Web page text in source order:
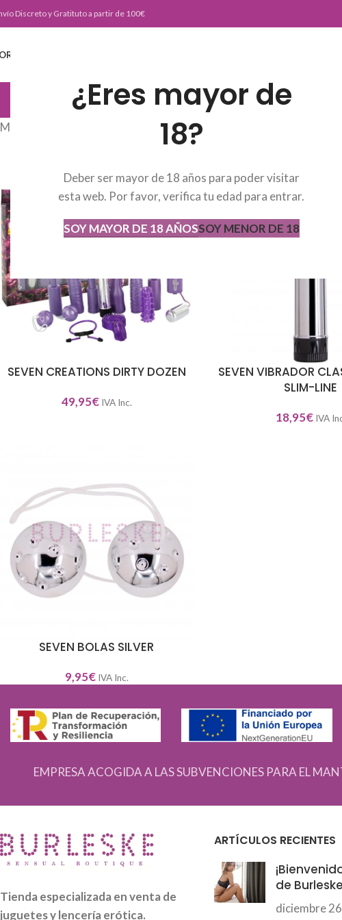
¿Eres mayor de
18?
Deber ser mayor de 18 años para poder visitar
esta web. Por favor, verifica tu edad para entrar.
SOY MAYOR DE 18 AÑOSSOY MENOR DE 18
Discreto y Gratituto a partir de 100€
JUGUETERIA
Mostrando los 4 resultados
SELECCIONAR OPCIONES
SEVEN CREATIONS DIRTY DOZEN
49,95€ IVA Inc.
AÑADIR AL CARRITO
SEVEN VIBRADOR
SLIM-LINE
18,95€ IVA
AÑADIR AL CARRITO
SEVEN BOLAS SILVER
9,95€ IVA Inc.
EMPRESA ACOGIDA A LAS SUBVENCIONES PARA EL
Tienda especializada en venta de
juguetes y lencería erótica.
ARTÍCULOS RECIENTES
de
diciembre